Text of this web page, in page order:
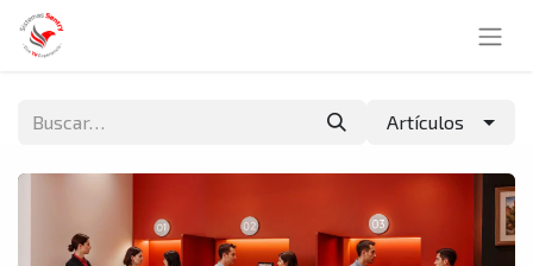
Artículos